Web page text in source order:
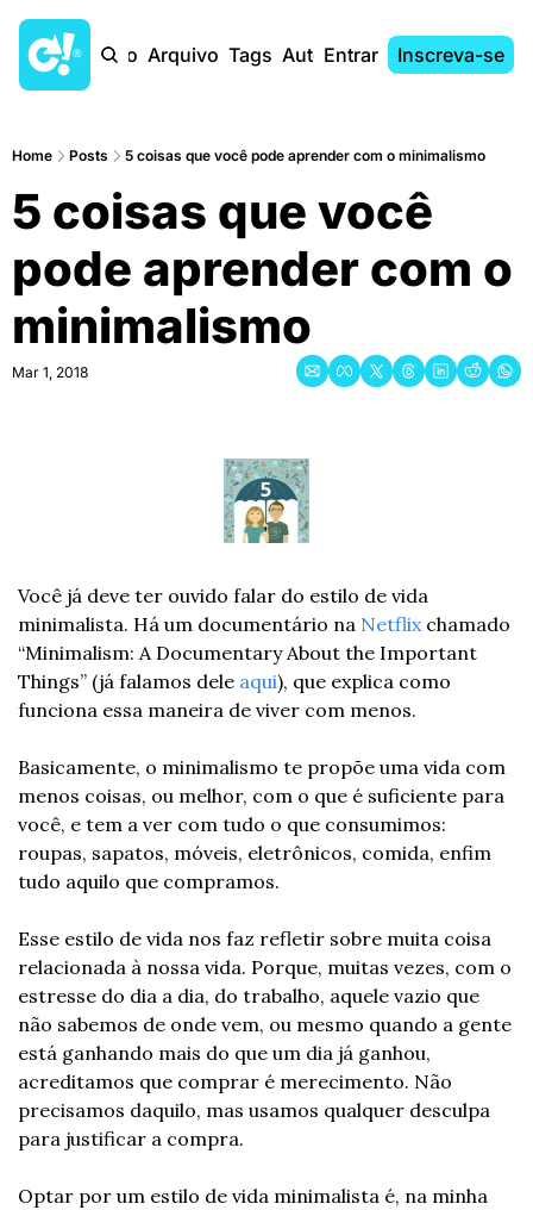
Início Arquivo Tags AutoresEntrar Inscreva-se
Home Posts 5 coisas que você pode aprender com o minimalismo
5 coisas que você
pode aprender com o
minimalismo
Mar 1, 2018
Você já deve ter ouvido falar do estilo de vida
minimalista. Há um documentário na Netflix chamado
“Minimalism: A Documentary About the Important
Things” (já falamos dele aqui), que explica como
funciona essa maneira de viver com menos.
Basicamente, o minimalismo te propõe uma vida com
menos coisas, ou melhor, com o que é suficiente para
você, e tem a ver com tudo o que consumimos:
roupas, sapatos, móveis, eletrônicos, comida, enfim
tudo aquilo que compramos.
Esse estilo de vida nos faz refletir sobre muita coisa
relacionada à nossa vida. Porque, muitas vezes, com o
estresse do dia a dia, do trabalho, aquele vazio que
não sabemos de onde vem, ou mesmo quando a gente
está ganhando mais do que um dia já ganhou,
acreditamos que comprar é merecimento. Não
precisamos daquilo, mas usamos qualquer desculpa
para justificar a compra.
Optar por um estilo de vida minimalista é, na minha